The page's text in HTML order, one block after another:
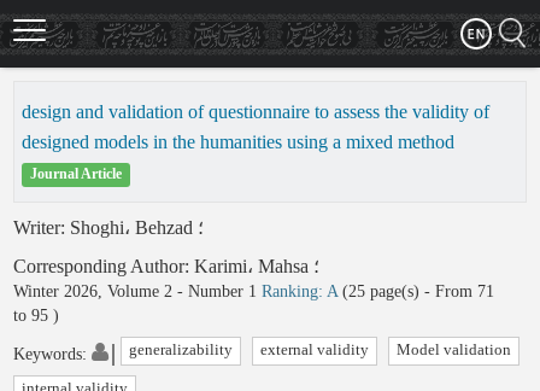
Skip
to
main
design and validation of questionnaire to assess the validity of
designed models in the humanities using a mixed method
Journal Article
Writer: Shoghi، Behzad ؛
Corresponding Author: Karimi، Mahsa ؛
Winter 2026, Volume 2 - Number 1 Ranking: A (‎25 page(s) - From 71
to 95 )
Keywords: generalizability external validity Model validation